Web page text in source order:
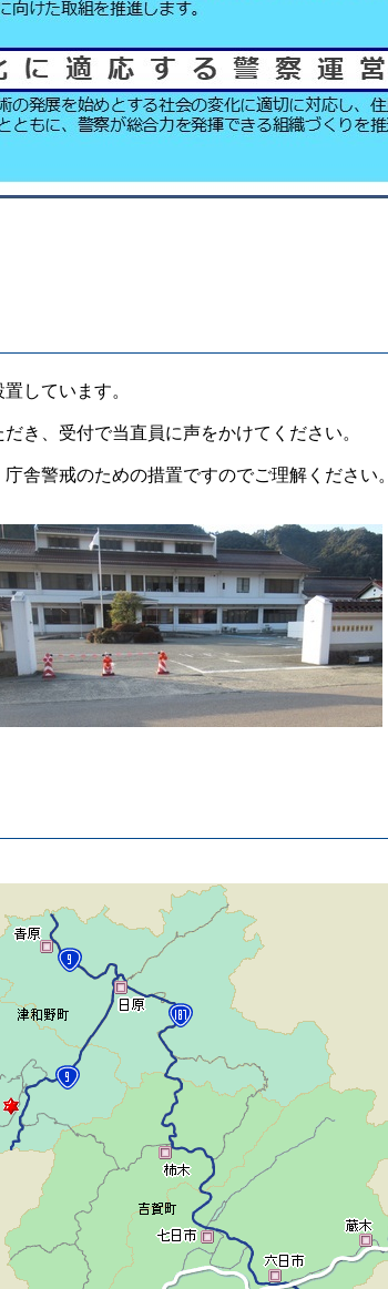
しています。
き、受付で当直員に声をかけてください。
舎警戒のための措置ですのでご理解ください。